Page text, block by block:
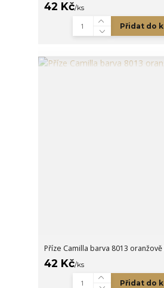
42 Kč/ks
Přidat do
Příze Camilla barva 8013
42 Kč/ks
Přidat do